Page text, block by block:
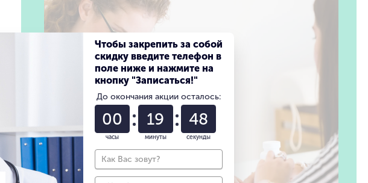
Чтобы закрепить за собой
скидку введите телефон в
поле ниже и нажмите на
кнопку "Записаться!"
До окончания акции осталось:
00
часы
19
минуты
47
секунды